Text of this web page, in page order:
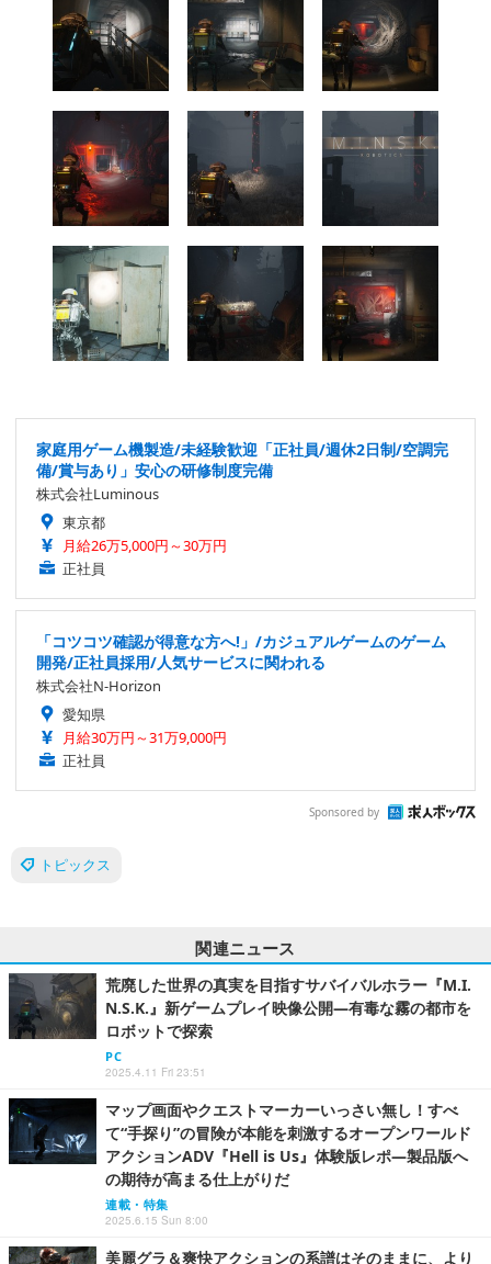
家庭用ゲーム機製造/未経験歓迎「正社員/週休2日制/空調完
備/賞与あり」安心の研修制度完備
株式会社Luminous
東京都
月給26万5,000円～30万円
正社員
「コツコツ確認が得意な方へ!」/カジュアルゲームのゲーム
開発/正社員採用/人気サービスに関われる
株式会社N-Horizon
愛知県
月給30万円～31万9,000円
正社員
Sponsored by
トピックス
関連ニュース
荒廃した世界の真実を目指すサバイバルホラー『M.I.
N.S.K.』新ゲームプレイ映像公開―有毒な霧の都市を
ロボットで探索
PC
2025.4.11 Fri 23:51
マップ画面やクエストマーカーいっさい無し！すべ
て“手探り”の冒険が本能を刺激するオープンワールド
アクションADV『Hell is Us』体験版レポ―製品版へ
の期待が高まる仕上がりだ
連載・特集
2025.6.15 Sun 8:00
美麗グラ＆爽快アクションの系譜はそのままに、より